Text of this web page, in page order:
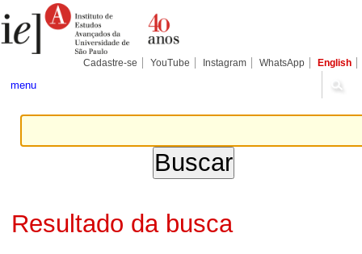
para
conteúdo.
Pessoais
Cadastre-se YouTube Instagram WhatsApp English
menu
Resultado da busca